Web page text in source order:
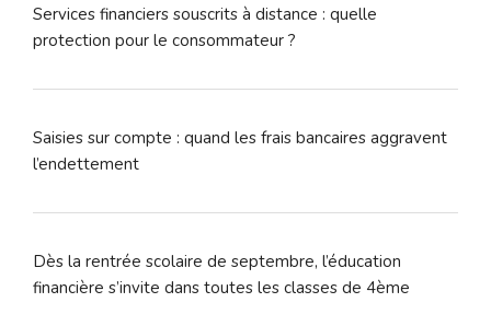
Services financiers souscrits à distance : quelle
protection pour le consommateur ?
Saisies sur compte : quand les frais bancaires aggravent
l’endettement
Dès la rentrée scolaire de septembre, l’éducation
financière s’invite dans toutes les classes de 4ème